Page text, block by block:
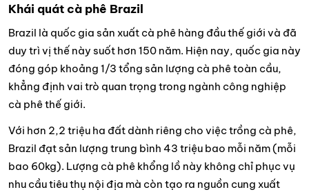
Khái quát cà phê Brazil
Brazil là quốc gia sản xuất cà phê hàng đầu thế giới và đã
duy trì vị thế này suốt hơn 150 năm. Hiện nay, quốc gia này
đóng góp khoảng 1/3 tổng sản lượng cà phê toàn cầu,
khẳng định vai trò quan trọng trong ngành công nghiệp
cà phê thế giới.
Với hơn 2,2 triệu ha đất dành riêng cho việc trồng cà phê,
Brazil đạt sản lượng trung bình 43 triệu bao mỗi năm (mỗi
bao 60kg). Lượng cà phê khổng lồ này không chỉ phục vụ
nhu cầu tiêu thụ nội địa mà còn tạo ra nguồn cung xuất